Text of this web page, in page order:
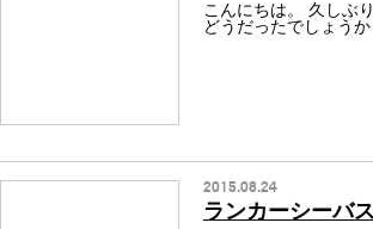
こんにちは。 久しぶ
どうだったでしょう
2015.08.24
ランカーシーバ